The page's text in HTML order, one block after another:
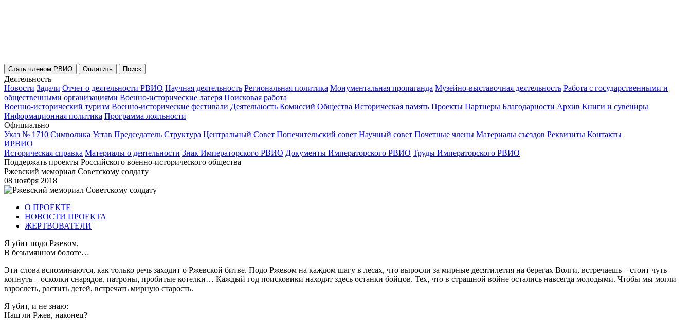
Стать членом РВИО Оплатить Поиск
Деятельность
Новости Задачи Отчет о деятельности РВИО Научная деятельность Региональная политика Монументальная пропаганда Музейно-выставочная деятельность Работа с государственными и
общественными организациями Военно-исторические лагеря Поисковая работа
Военно-исторический туризм Военно-исторические фестивали Деятельность Комиссий Общества Историческая память Проекты Партнеры Благодарности Архив Книги и сувениры
Информационная политика Программа лояльности
Официально
Указ № 1710 Символика Устав Председатель Структура Центральный Совет Попечительский совет Научный совет Почетные члены Материалы съездов Реквизиты Контакты
ИРВИО
Историческая справка Материалы о деятельности Знак Императорского РВИО Документы Императорского РВИО Труды Императорского РВИО
Поддержать проекты Российского военно-исторического общества
Ржевский мемориал Советскому солдату
08 ноября 2018
О ПРОЕКТЕ
НОВОСТИ ПРОЕКТА
ЖЕРТВОВАТЕЛИ
Я убит подо Ржевом,
В безымянном болоте…
Эти слова вспоминаются, как только речь заходит о Ржевской битве. Подо Ржевом на каждом шагу в лесах, что выросли за мирные десятилетия на берегах Волги, встречаешь – стоит чуть
копнуть – осколки снарядов, патроны, пробитые котелки… Каждый год поисковики находят здесь останки бойцов. Тех, что в страшной войне остались навсегда молодыми. Чтобы мы могли
взрослеть, растить детей, встречать мирную старость.
Я убит, и не знаю:
Наш ли Ржев, наконец?